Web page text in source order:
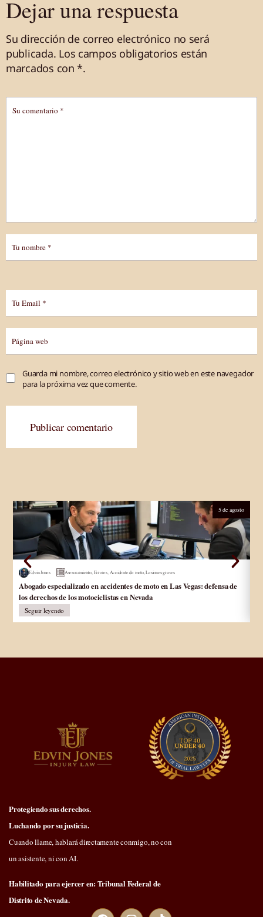
Dejar una respuesta
Su dirección de correo electrónico no será
publicada. Los campos obligatorios están
marcados con *.
Guarda mi nombre, correo electrónico y sitio web en este navegador
para la próxima vez que comente.
Publicar comentario
5 de agosto
Edvin Jones Asesoramiento, Errores, Accidente de moto,Lesiones graves
Abogado especializado en accidentes de moto en Las Vegas: defensa de
los derechos de los motociclistas en Nevada
Seguir leyendo
Protegiendo sus derechos.
Luchando por su justicia.
Cuando llame, hablará directamente conmigo, no con
un asistente, ni con AI.
Habilitado para ejercer en: Tribunal Federal de
Distrito de Nevada.